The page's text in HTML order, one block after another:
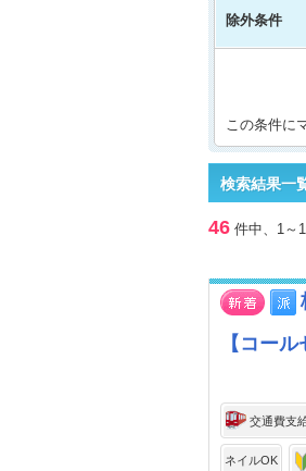
除外条件
この条件に
検索結果一
46 件中、1～
【コー
交通費支
ネイルOK